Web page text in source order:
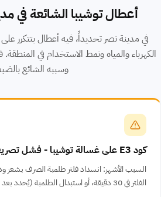
أعطال توشيبا الشائعة في
في مدينة نصر تحديداً، فيه أعطال بتتكرر
الكهرباء والمياه ونمط الاستخدام في
وسببه الشائع
كود E3 على غسالة توشيبا - فشل تصريف المياه
السبب الأشهر: انسداد فلتر طلمبة الصرف
الفلتر في 30 دقيقة، أو استبدال الطلمبة (يُحدد بعد الكشف).